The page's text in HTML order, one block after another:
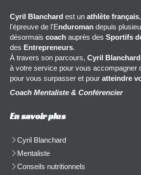
Cyril Blanchard est un athlète français
l'épreuve de l'Enduroman depuis
désormais coach auprès des Sportifs
des Entrepreneurs.
À travers son parcours, Cyril Blanchard
à votre service pour vous accompagner
pour vous surpasser et pour atteindre
Coach Mentaliste & Conférencier
En savoir plus
Cyril Blanchard
Mentaliste
Conseils nutritionnels